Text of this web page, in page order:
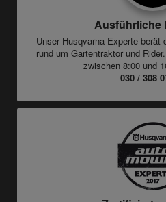
Ausführliche
Unser Husqvarna-Experte berät
rund um Gartentraktor und
zwischen 8:00 und
030 / 308